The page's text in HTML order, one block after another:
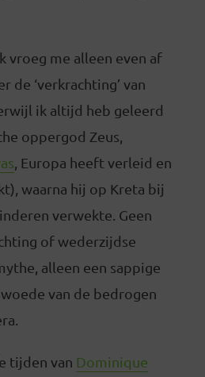
vroeg me alleen even af
de ‘verkrachting’ van
ik altijd heb geleerd
oppergod Zeus,
, Europa heeft verleid en
waarna hij op Kreta bij
verwekte. Geen
of wederzijdse
alleen een sappige
van de bedrogen
tijden van Dominique